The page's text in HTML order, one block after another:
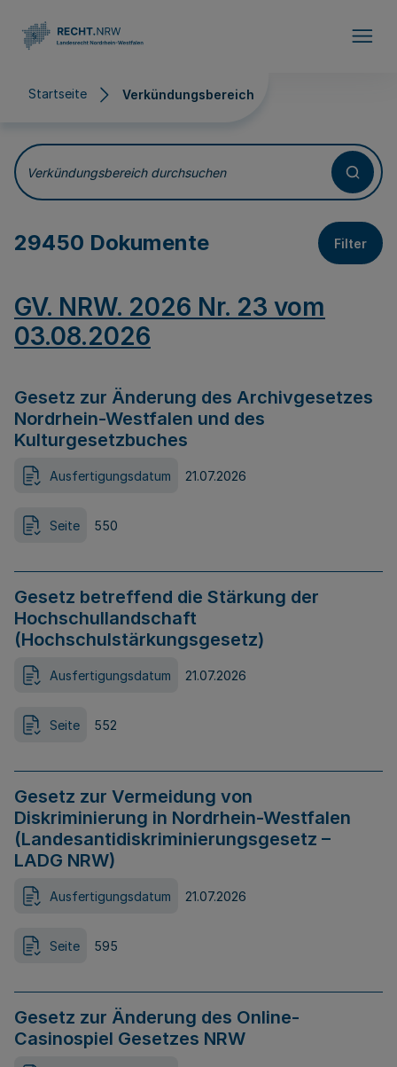
Startseite Verkündungsbereich
Verkündungsbereich
Verkündungsbereich durchsuchen
29450 Dokumente Filter
GV. NRW. 2026 Nr. 23 vom
03.08.2026
Gesetz zur Änderung des Archivgesetzes
Nordrhein-Westfalen und des
Kulturgesetzbuches
Ausfertigungsdatum 21.07.2026
Seite 550
Gesetz betreffend die Stärkung der
Hochschullandschaft
(Hochschulstärkungsgesetz)
Ausfertigungsdatum 21.07.2026
Seite 552
Gesetz zur Vermeidung von
Diskriminierung in Nordrhein-Westfalen
(Landesantidiskriminierungsgesetz –
LADG NRW)
Ausfertigungsdatum 21.07.2026
Seite 595
Gesetz zur Änderung des Online-
Casinospiel Gesetzes NRW